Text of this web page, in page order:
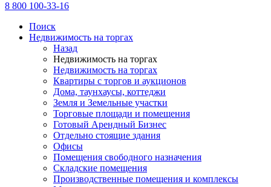
8 800 100-33-16
Поиск
Недвижимость на торгах
Назад
Недвижимость на торгах
Недвижимость на торгах
Квартиры с торгов и аукционов
Дома, таунхаусы, коттеджи
Земля и Земельные участки
Торговые площади и помещения
Готовый Арендный Бизнес
Отдельно стоящие здания
Офисы
Помещения свободного назначения
Складские помещения
Производственные помещения и комплексы